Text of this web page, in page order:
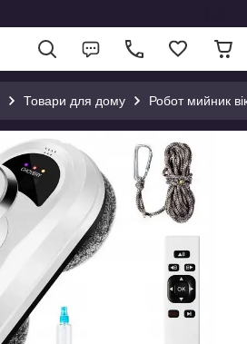
Товари для дому Робот мийник